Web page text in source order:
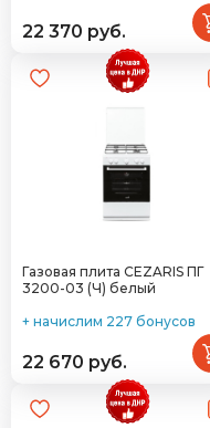
22 370 руб.
Газовая плита CEZARIS ПГ
3200-03 (Ч) белый
+ начислим 227 бонусов
22 670 руб.